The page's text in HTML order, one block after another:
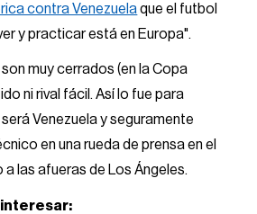
contra Venezuelaque el futbol
y practicar está en Europa".
muy cerrados (en la Copa
ni rival fácil. Así lo fue para
Venezuela y seguramente
en una rueda de prensa en el
las afueras de Los Ángeles.
interesar: